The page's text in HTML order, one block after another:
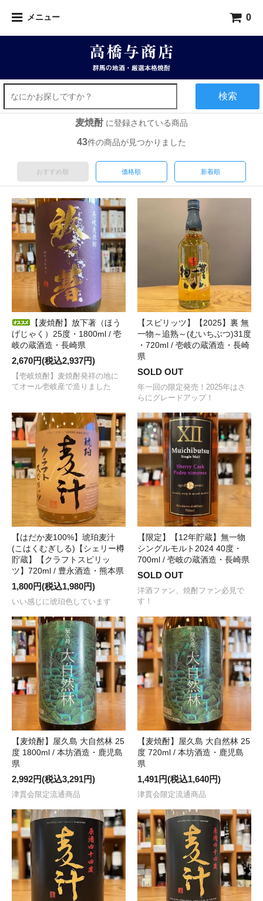
メニュー 0
検索
麦焼酎に登録されている商品
43件の商品が見つかりました
おすすめ順 価格順 新着順
【麦焼酎】放下著（ほう
げじゃく）25度・1800ml / 壱
岐の蔵酒造・長崎県
2,670円(税込2,937円)
【壱岐焼酎】麦焼酎発祥の地に
てオール壱岐産で造りました
【スピリッツ】【2025】裏 無
一物～追熟～(むいちぶつ)31度
・720ml / 壱岐の蔵酒造・長崎
県
SOLD OUT
年一回の限定発売！2025年はさ
らにグレードアップ！
【はだか麦100%】琥珀麦汁
(こはくむぎしる)【シェリー樽
貯蔵】【クラフトスピリッ
ツ】720ml / 豊永酒造・熊本県
1,800円(税込1,980円)
いい感じに琥珀色しています
【限定】【12年貯蔵】無一物
シングルモルト2024 40度・
700ml / 壱岐の蔵酒造・長崎県
SOLD OUT
洋酒ファン、焼酎ファン必見で
す！
【麦焼酎】屋久島 大自然林 25
度 1800ml / 本坊酒造・鹿児島
県
2,992円(税込3,291円)
津貫会限定流通商品
【麦焼酎】屋久島 大自然林 25
度 720ml / 本坊酒造・鹿児島
県
1,491円(税込1,640円)
津貫会限定流通商品